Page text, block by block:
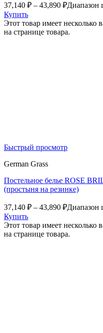
37,140 ₽ – 43,890 ₽Диапазон
Купить
Этот товар имеет
на странице товара.
Быстрый просмотр
German Grass
Постельное белье ROSE
(простыня на резинке)
37,140 ₽ – 43,890 ₽Диапазон
Купить
Этот товар имеет
на странице товара.